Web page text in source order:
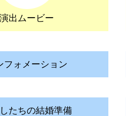
演出ムービー
フォメーション
たちの結婚準備